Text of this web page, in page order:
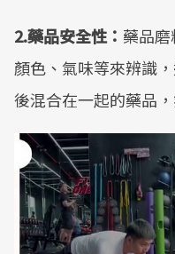
2.藥品安全性： 藥品
顏色、氣味等來辨識
後混合在一起的藥品